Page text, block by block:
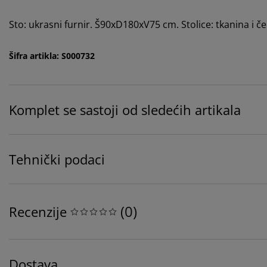
Sto: ukrasni furnir. Š90xD180xV75 cm. Stolice: tkanina i
Šifra artikla: S000732
Komplet se sastoji od sledećih artikala
Tehnički podaci
Recenzije (0)